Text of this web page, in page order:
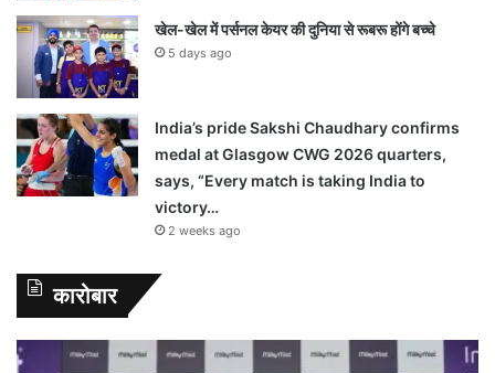
खेल-खेल में पर्सनल केयर की दुनिया से रूबरू होंगे बच्चे
5 days ago
India’s pride Sakshi Chaudhary confirms
medal at Glasgow CWG 2026 quarters,
says, “Every match is taking India to
victory…
2 weeks ago
कारोबार